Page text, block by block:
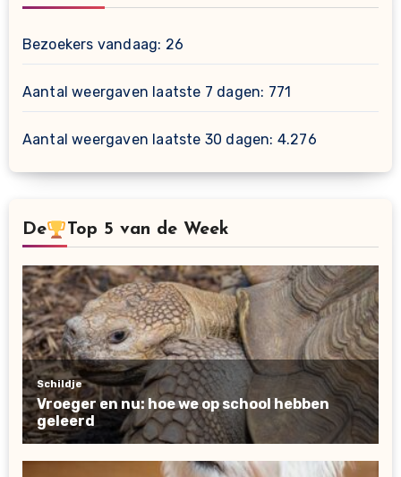
Bezoekers vandaag: 26
Aantal weergaven laatste 7 dagen: 771
Aantal weergaven laatste 30 dagen: 4.276
De Top 5 van de Week